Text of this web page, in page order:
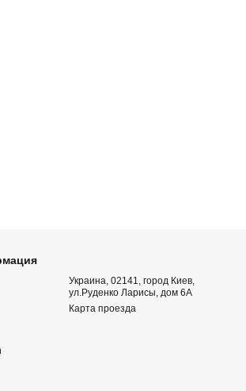
Украина, 02141, город Киев,
ул.Руденко Ларисы, дом 6А
Карта проезда